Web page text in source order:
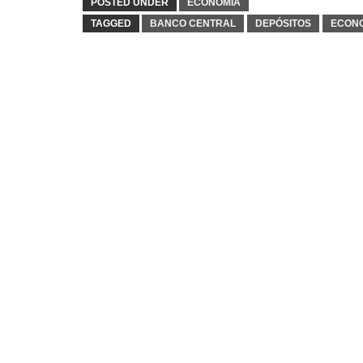
POSTED UNDER
ECONOMIA
TAGGED
BANCO CENTRAL DEPÓSITOS